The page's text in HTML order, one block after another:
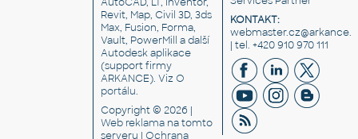
Revit, Map, Civil 3D, 3ds
Max, Fusion, Forma,
Vault, PowerMill a další
Autodesk aplikace
(support firmy
ARKANCE). VizO
portálu.
Copyright © 2026 |
Web reklama na tomto
serveru |Ochrana
KONTAKT:
| tel. +420 910 970 111